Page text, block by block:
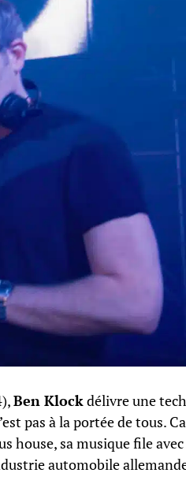
Ben Klockdélivre une
pas à la portée de tous.
house, sa musique file
automobile